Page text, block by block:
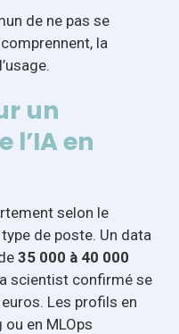
de ne pas se
la
un
l’IA en
selon le
de poste. Un data
35 000 à 40 000
scientist confirmé se
Les profils en
en MLOps